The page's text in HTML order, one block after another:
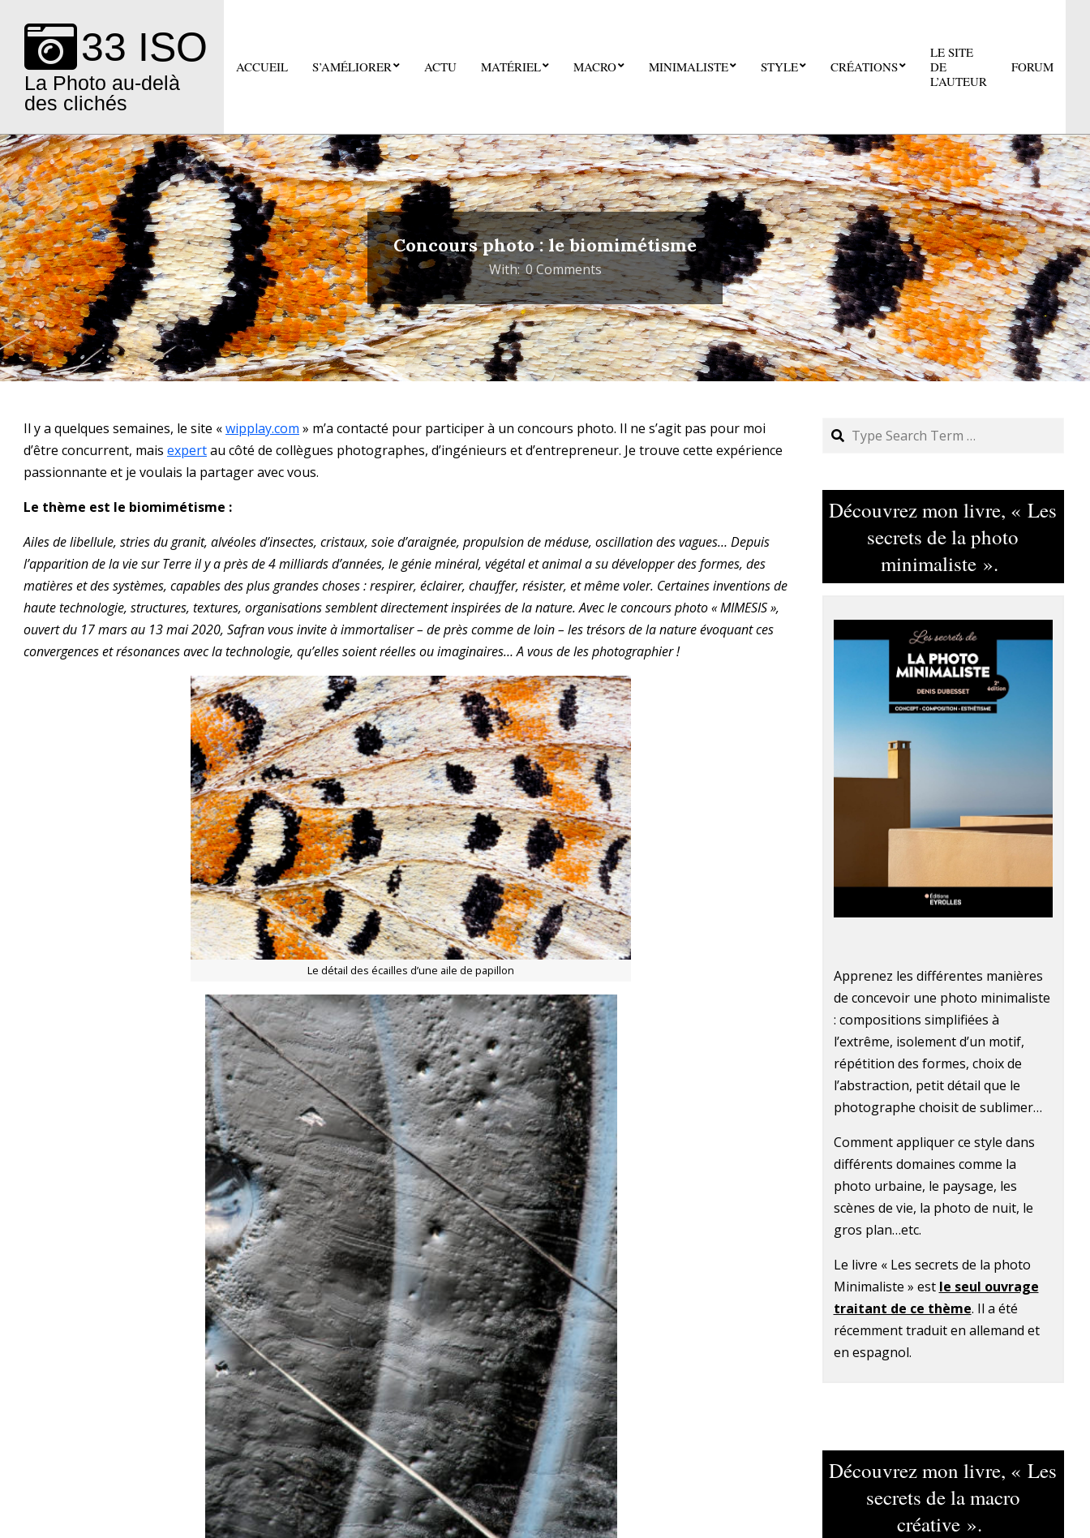
content
33 ISO
La Photo au-delà
des clichés
ACCUEIL S’AMÉLIORER ACTU MATÉRIEL MACRO MINIMALISTE STYLE CRÉATIONS
LE SITE
DE
L’AUTEUR
FORUM
Concours photo : le biomimétisme
With: 0 Comments
Il y a quelques semaines, le site «wipplay.com » m’a contacté pour participer à un concours photo. Il ne s’agit pas pour moi
d’être concurrent, mais expertau côté de collègues photographes, d’ingénieurs et d’entrepreneur. Je trouve cette expérience
passionnante et je voulais la partager avec vous.
Le thème est le biomimétisme :
Ailes de libellule, stries du granit, alvéoles d’insectes, cristaux, soie d’araignée, propulsion de méduse, oscillation des vagues… Depuis
l’apparition de la vie sur Terre il y a près de 4 milliards d’années, le génie minéral, végétal et animal a su développer des formes, des
matières et des systèmes, capables des plus grandes choses : respirer, éclairer, chauffer, résister, et même voler. Certaines inventions de
haute technologie, structures, textures, organisations semblent directement inspirées de la nature. Avec le concours photo « MIMESIS »,
ouvert du 17 mars au 13 mai 2020, Safran vous invite à immortaliser – de près comme de loin – les trésors de la nature évoquant ces
convergences et résonances avec la technologie, qu’elles soient réelles ou imaginaires… A vous de les photographier !
Le détail des écailles d’une aile de papillon
Search
Découvrez mon livre, « Les
secrets de la photo
minimaliste ».
Apprenez les différentes manières
de concevoir une photo minimaliste
: compositions simplifiées à
l’extrême, isolement d’un motif,
répétition des formes, choix de
l’abstraction, petit détail que le
photographe choisit de sublimer…
Comment appliquer ce style dans
différents domaines comme la
photo urbaine, le paysage, les
scènes de vie, la photo de nuit, le
gros plan…etc.
Le livre « Les secrets de la photo
Minimaliste » est le seul ouvrage
traitant de ce thème. Il a été
récemment traduit en allemand et
en espagnol.
Découvrez mon livre, « Les
secrets de la macro
créative ».